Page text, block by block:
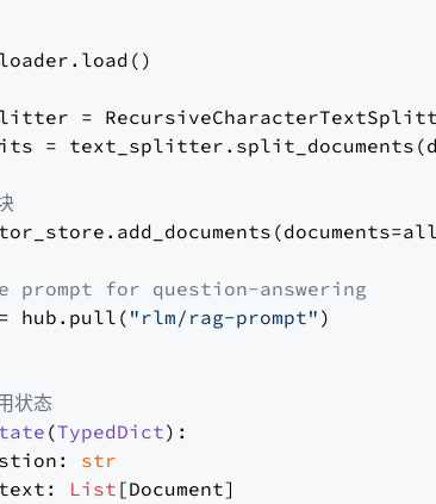
=
=
prompt for question-answering
hub.pull( "rlm/rag-prompt" )
状态
(TypedDict):
str
List [Document]